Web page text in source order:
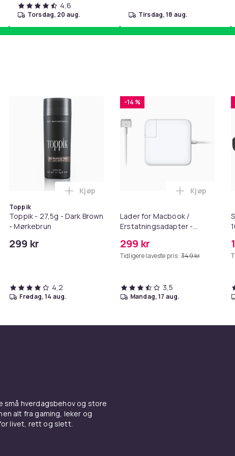
4,6
torsdag, 20 aug. tirsdag, 18 aug.
Balances Scalp & Controls Excess Oil i handlekurven
S6
8 deler Xiaomi Roborock S5 Max/S6 Pure/S6 MAXV/S50/
Toppik
Toppik - 27,5g - Dark Brown
- Mørkebrun
299 kr
Legg Toppik - 27,5g - Dark Brown -
Kjøp
4,2
fredag, 14 aug.
-14 %
Lader for Macbook /
Erstatningsadapter -
299 kr
Tidligere laveste pris: 349 kr
Legg Lader
Kjøp
3,5
mandag, 17 aug.
små hverdagsbehov og store
alt fra gaming, leker og
livet, rett og slett.